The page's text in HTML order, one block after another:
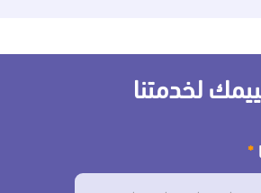
لخدمتنا
*